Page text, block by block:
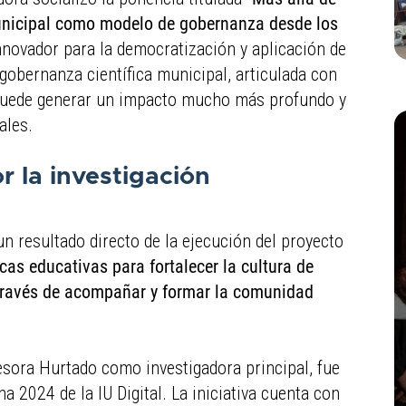
como modelo de gobernanza desde los
para la democratización y aplicación de
científica municipal, articulada con
generar un impacto mucho más profundo y
la investigación
resultado directo de la ejecución del proyecto
educativas para fortalecer la cultura de
de acompañar y formar la comunidad
Hurtado como investigadora principal, fue
2024 de la IU Digital. La iniciativa cuenta con